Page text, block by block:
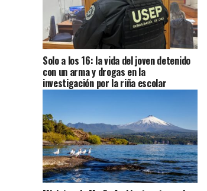
Solo a los 16: la vida del joven detenido
con un arma y drogas en la
investigación por la riña escolar